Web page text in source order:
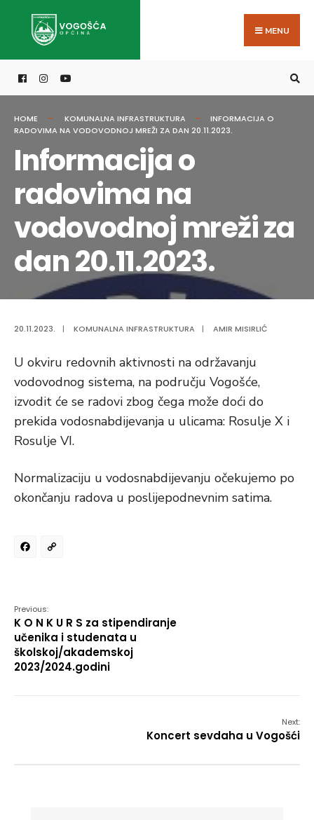
MENU
HOME KOMUNALNA INFRASTRUKTURA
INFORMACIJA O
RADOVIMA NA VODOVODNOJ MREŽI ZA DAN 20.11.2023.
Informacija o
radovima na
vodovodnoj mreži za
dan 20.11.2023.
20.11.2023. | KOMUNALNA INFRASTRUKTURA | AMIR MISIRLIĆ
U okviru redovnih aktivnosti na održavanju
vodovodnog sistema, na području Vogošće,
izvodit će se radovi zbog čega može doći do
prekida vodosnabdijevanja u ulicama: Rosulje X i
Rosulje VI.
Normalizaciju u vodosnabdijevanju očekujemo po
okončanju radova u poslijepodnevnim satima.
Facebook
Previous:
K O N K U R S za stipendiranje
učenika i studenata u
školskoj/akademskoj
2023/2024.godini
Next:
Koncert sevdaha u Vogošći
for: